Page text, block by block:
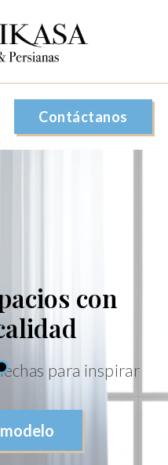
Contáctanos
con
para inspirar
servicios